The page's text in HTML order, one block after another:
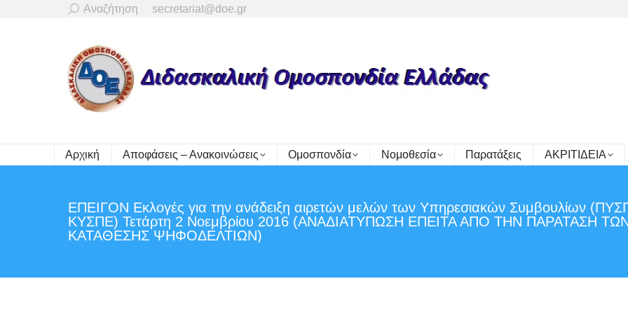
Search:
Αναζήτηση secretariat@doe.gr
Αρχική Αποφάσεις – Ανακοινώσεις Ομοσπονδία Νομοθεσία Παρατάξεις ΑΚΡΙΤΙΔΕΙΑ
ΕΠΕΙΓΟΝ Εκλογές για την ανάδειξη αιρετών μελών των Υπηρεσιακών Συμβουλίων
ΚΥΣΠΕ) Τετάρτη 2 Νοεμβρίου 2016 (ΑΝΑΔΙΑΤΥΠΩΣΗ ΕΠΕΙΤΑ ΑΠΟ ΤΗΝ ΠΑΡΑΤΑΣΗ
ΚΑΤΑΘΕΣΗΣ ΨΗΦΟΔΕΛΤΙΩΝ)